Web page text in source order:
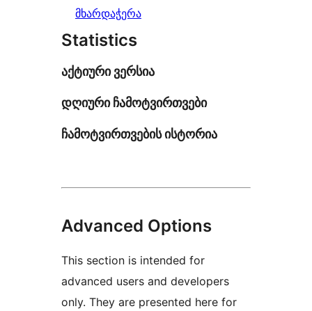
მხარდაჭერა
Statistics
აქტიური ვერსია
დღიური ჩამოტვირთვები
ჩამოტვირთვების ისტორია
Advanced Options
This section is intended for
advanced users and developers
only. They are presented here for